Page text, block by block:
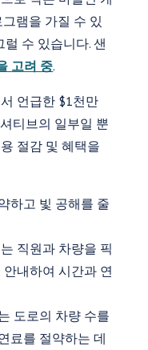
램을 가질 수 있
수 있습니다. 샌
고려 중.
언급한 $1천만
티브의 일부일 뿐
절감 및 혜택을
하고 빛 공해를 줄
직원과 차량을 픽
내하여 시간과 연
도로의 차량 수를
료를 절약하는 데